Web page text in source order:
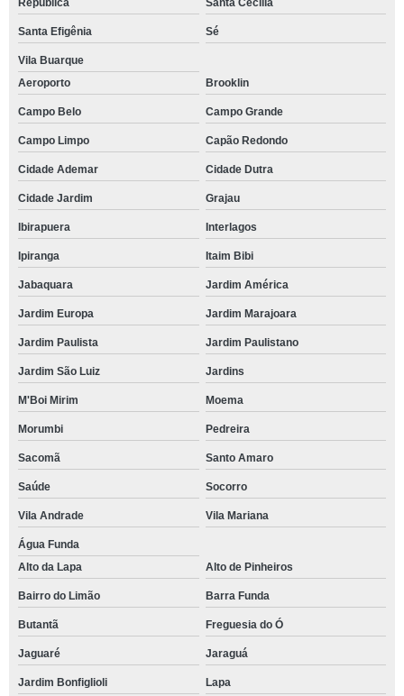
República Santa Cecília
Santa Efigênia Sé
Vila Buarque
Aeroporto
Brooklin
Campo Belo Campo Grande
Campo Limpo Capão Redondo
Cidade Ademar Cidade Dutra
Cidade Jardim Grajau
Ibirapuera Interlagos
Ipiranga Itaim Bibi
Jabaquara Jardim América
Jardim Europa Jardim Marajoara
Jardim Paulista Jardim Paulistano
Jardim São Luiz Jardins
M'Boi Mirim Moema
Morumbi Pedreira
Sacomã Santo Amaro
Saúde Socorro
Vila Andrade Vila Mariana
Água Funda
Alto da Lapa
Alto de Pinheiros
Bairro do Limão Barra Funda
Butantã Freguesia do Ó
Jaguaré Jaraguá
Jardim Bonfiglioli Lapa